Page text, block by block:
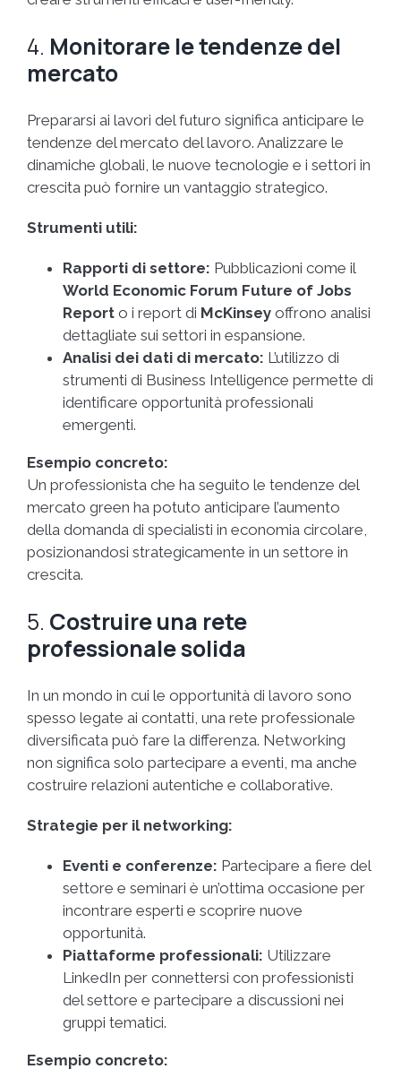
4. Monitorare le tendenze del
mercato
Prepararsi ai lavori del futuro significa anticipare le
tendenze del mercato del lavoro. Analizzare le
dinamiche globali, le nuove tecnologie e i settori in
crescita può fornire un vantaggio strategico.
Strumenti utili:
Rapporti di settore: Pubblicazioni come il
World Economic Forum Future of Jobs
Report o i report di McKinsey offrono analisi
dettagliate sui settori in espansione.
Analisi dei dati di mercato: L’utilizzo di
strumenti di Business Intelligence permette di
identificare opportunità professionali
emergenti.
Esempio concreto:
Un professionista che ha seguito le tendenze del
mercato green ha potuto anticipare l’aumento
della domanda di specialisti in economia circolare,
posizionandosi strategicamente in un settore in
crescita.
5. Costruire una rete
professionale solida
In un mondo in cui le opportunità di lavoro sono
spesso legate ai contatti, una rete professionale
diversificata può fare la differenza. Networking
non significa solo partecipare a eventi, ma anche
costruire relazioni autentiche e collaborative.
Strategie per il networking:
Eventi e conferenze: Partecipare a fiere del
settore e seminari è un’ottima occasione per
incontrare esperti e scoprire nuove
opportunità.
Piattaforme professionali: Utilizzare
LinkedIn per connettersi con professionisti
del settore e partecipare a discussioni nei
gruppi tematici.
Esempio concreto: